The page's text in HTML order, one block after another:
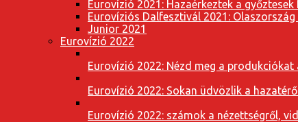
Eurovízió 2021: Hazaérkeztek a győztesek
Eurovíziós Dalfesztivál 2021: Olaszország
Junior 2021
Eurovízió 2022
Eurovízió 2022: Nézd meg a
Eurovízió 2022: Sokan üdvözlik a
Eurovízió 2022: számok a nézettségről,